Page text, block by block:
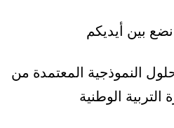
بين أيديكم
النموذجية المعتمدة من
الوطنية